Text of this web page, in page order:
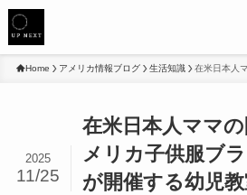
Home アメリカ情報ブログ 生活知識 在米日本人
在米日本人ママ
メリカ子供服ブ
が開催する幼児
2025
11/25